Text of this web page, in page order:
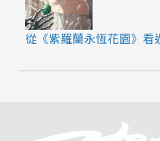
從《紫羅蘭永恆花園》看